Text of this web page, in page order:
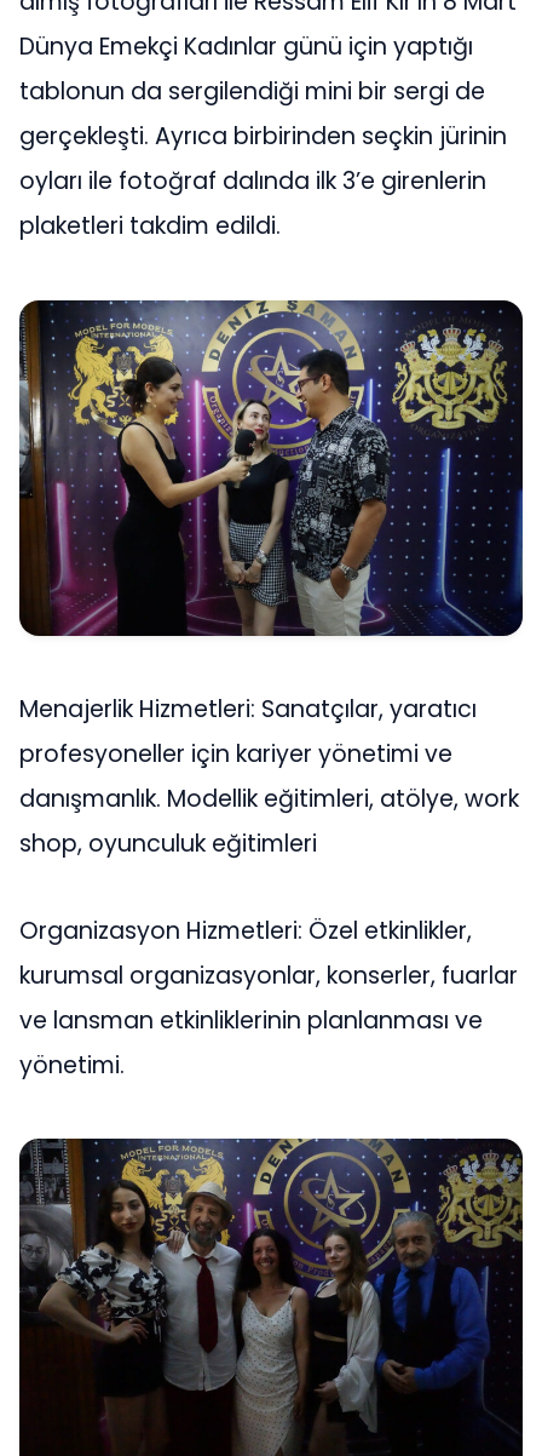
Dünya Emekçi Kadınlar günü için yaptığı
tablonun da sergilendiği mini bir sergi de
gerçekleşti. Ayrıca birbirinden seçkin jürinin
oyları ile fotoğraf dalında ilk 3’e girenlerin
plaketleri takdim edildi.
Menajerlik Hizmetleri: Sanatçılar, yaratıcı
profesyoneller için kariyer yönetimi ve
danışmanlık. Modellik eğitimleri, atölye, work
shop, oyunculuk eğitimleri
Organizasyon Hizmetleri: Özel etkinlikler,
kurumsal organizasyonlar, konserler, fuarlar
ve lansman etkinliklerinin planlanması ve
yönetimi.